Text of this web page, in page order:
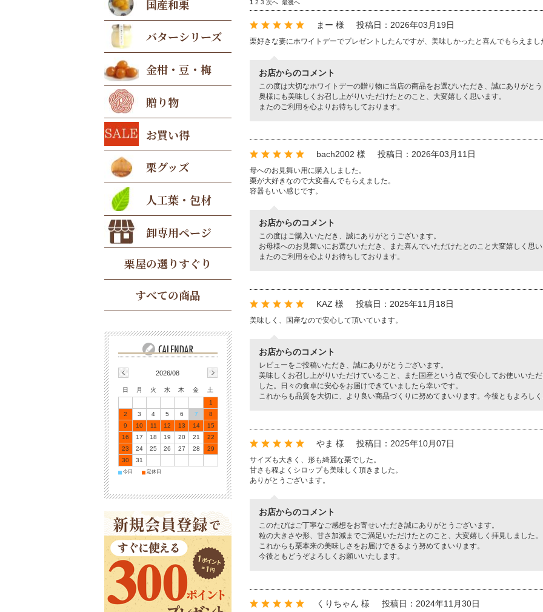
1 2 3 次へ 最後へ
まー 様 投稿日：2026年03月19日
栗好きな妻にホワイトデーでプレゼントしたんですが、美味しかったと喜んでもらえまし
お店からのコメント
この度は大切なホワイトデーの贈り物に当店の商品をお選びいただき、誠にありがとう
奥様にも美味しくお召し上がりいただけたとのこと、大変嬉しく思います。
またのご利用を心よりお待ちしております。
bach2002 様 投稿日：2026年03月11日
母へのお見舞い用に購入しました。
栗が大好きなので大変喜んでもらえました。
容器もいい感じです。
お店からのコメント
この度はご購入いただき、誠にありがとうございます。
お母様へのお見舞いにお選びいただき、また喜んでいただけたとのこと大変嬉しく思い
またのご利用を心よりお待ちしております。
KAZ 様 投稿日：2025年11月18日
美味しく、国産なので安心して頂いています。
お店からのコメント
レビューをご投稿いただき、誠にありがとうございます。
美味しくお召し上がりいただけていること、また国産という点で安心してお使いいた
した。日々の食卓に安心をお届けできていましたら幸いです。
これからも品質を大切に、より良い商品づくりに努めてまいります。今後ともよろしく
やま 様 投稿日：2025年10月07日
サイズも大きく、形も綺麗な栗でした。
甘さも程よくシロップも美味しく頂きました。
ありがとうございます。
お店からのコメント
このたびはご丁寧なご感想をお寄せいただき誠にありがとうございます。
粒の大きさや形、甘さ加減までご満足いただけたとのこと、大変嬉しく拝見しました。
これからも栗本来の美味しさをお届けできるよう努めてまいります。
今後ともどうぞよろしくお願いいたします。
くりちゃん 様 投稿日：2024年11月30日
国産和栗
バターシリーズ
金柑・豆・梅
贈り物
お買い得
栗グッズ
人工葉・包材
卸専用ページ
栗屋の選りすぐり
すべての商品
2026/08
日 月 火 水 木 金
土
1
2
3 4 5 6 7
8
9
10 11 12 13 14
15
16
17 18 19 20 21
22
23
24 25 26 27 28
29
30
31
■ 今日 ■ 定休日